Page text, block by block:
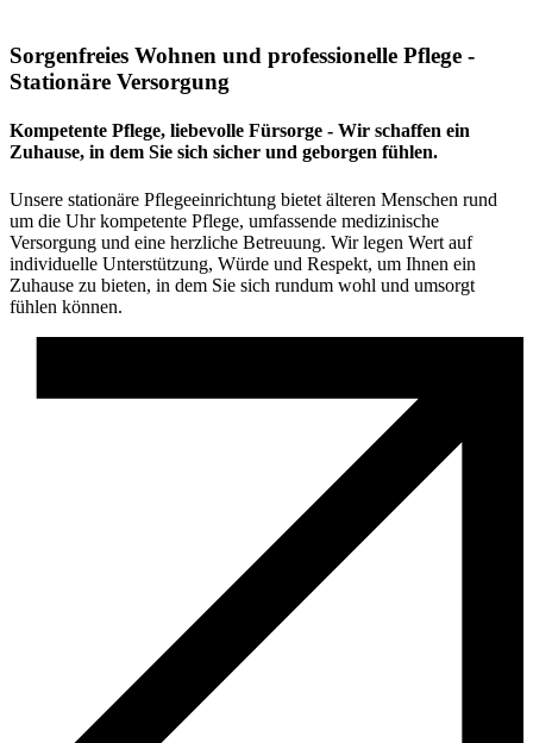
Sorgenfreies Wohnen und professionelle Pflege -
Stationäre Versorgung
Kompetente Pflege, liebevolle Fürsorge - Wir schaffen ein
Zuhause, in dem Sie sich sicher und geborgen fühlen.
Unsere stationäre Pflegeeinrichtung bietet älteren Menschen rund
um die Uhr kompetente Pflege, umfassende medizinische
Versorgung und eine herzliche Betreuung. Wir legen Wert auf
individuelle Unterstützung, Würde und Respekt, um Ihnen ein
Zuhause zu bieten, in dem Sie sich rundum wohl und umsorgt
fühlen können.